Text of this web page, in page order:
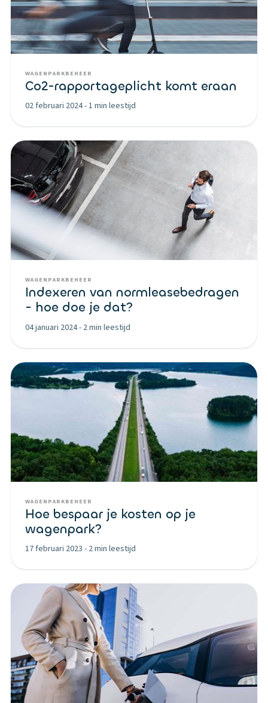
WAGENPARKBEHEER
Co2-rapportageplicht komt eraan
02 februari 2024-1 min leestijd
WAGENPARKBEHEER
Indexeren van normleasebedragen
- hoe doe je dat?
04 januari 2024- 2 min leestijd
WAGENPARKBEHEER
Hoe bespaar je kosten op je
wagenpark?
17 februari 2023 - 2 min leestijd